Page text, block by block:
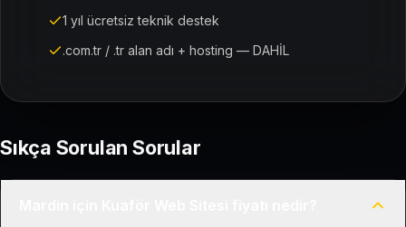
1 yıl ücretsiz teknik destek
.com.tr / .tr alan adı + hosting — DAHİL
Sıkça Sorulan Sorular